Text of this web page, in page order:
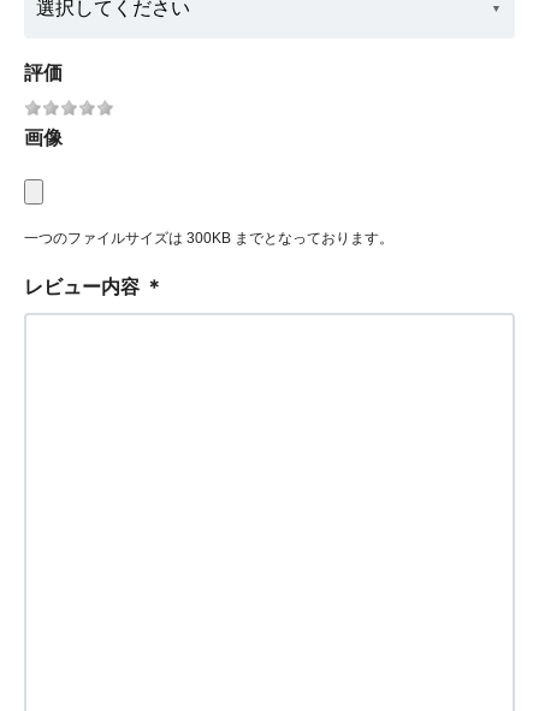
評価
画像
一つのファイルサイズは 300KB までとなっております。
レビュー内容 ＊